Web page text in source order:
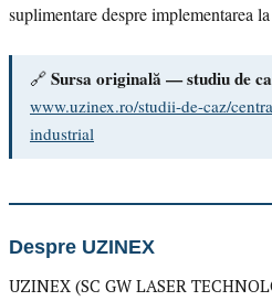
suplimentare despre implementarea
🔗 Sursa originală — studiu de
www.uzinex.ro/studii-de-caz/
industrial
Despre UZINEX
UZINEX (SC GW LASER